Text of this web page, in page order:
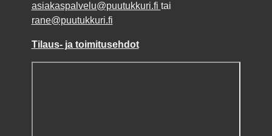
asiakaspalvelu@puutukkuri.fi tai
rane@puutukkuri.fi
Tilaus- ja toimitusehdot